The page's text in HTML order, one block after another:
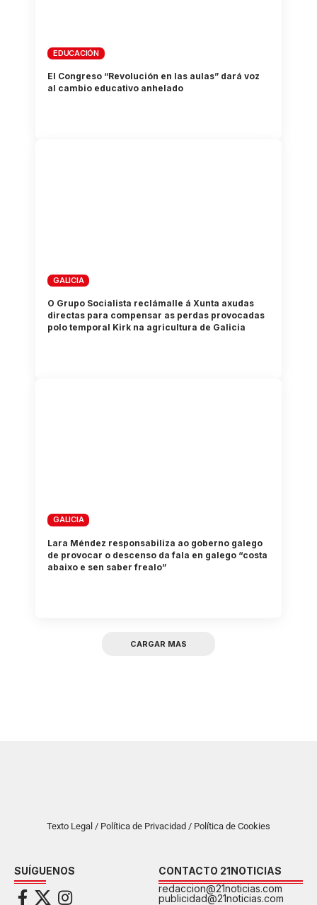
EDUCACIÓN
El Congreso “Revolución en las aulas” dará voz
al cambio educativo anhelado
GALICIA
O Grupo Socialista reclámalle á Xunta axudas
directas para compensar as perdas provocadas
polo temporal Kirk na agricultura de Galicia
GALICIA
Lara Méndez responsabiliza ao goberno galego
de provocar o descenso da fala en galego “costa
abaixo e sen saber frealo”
CARGAR MAS
Texto Legal / Política de Privacidad / Política de Cookies
SUÍGUENOS
CONTACTO 21NOTICIAS
redaccion@21noticias.com
publicidad@21noticias.com